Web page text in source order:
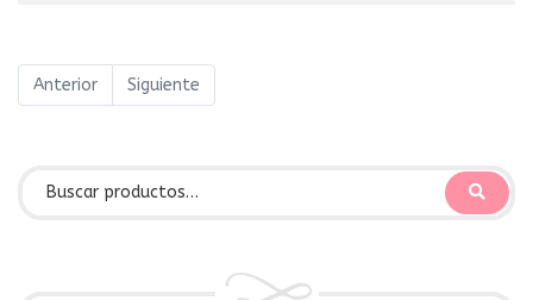
Anterior Siguiente